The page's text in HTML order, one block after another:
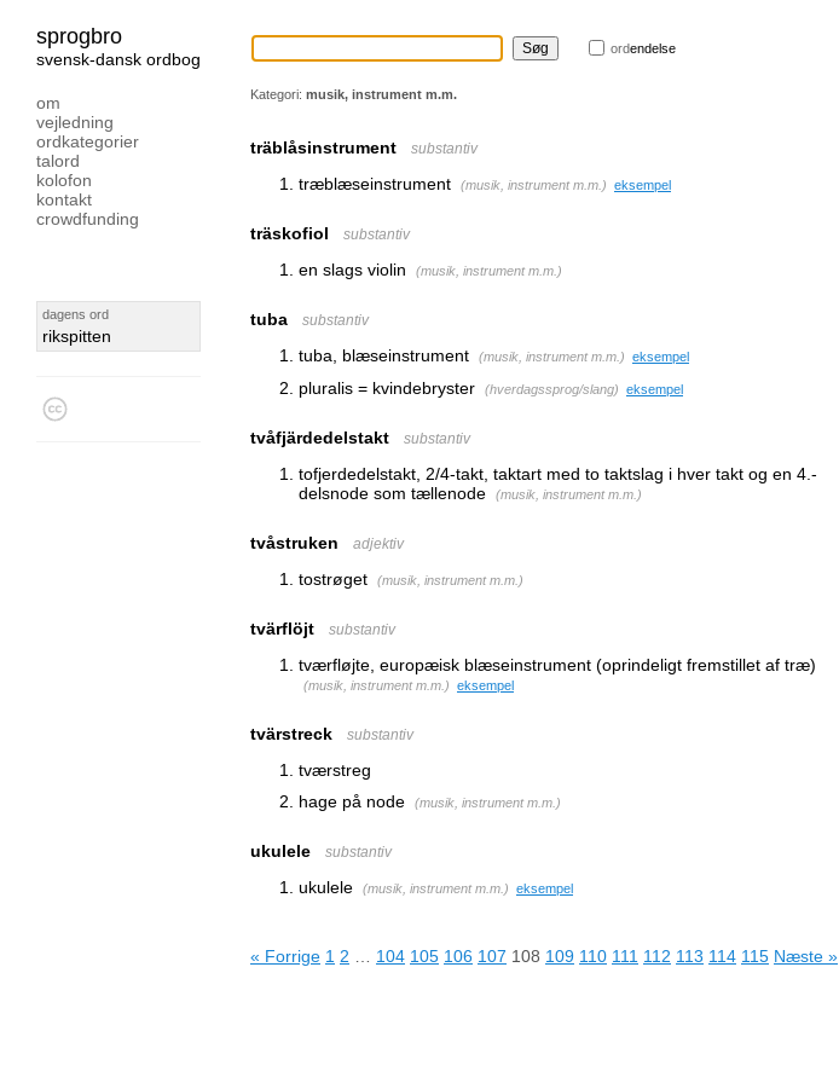
sprogbro
svensk-dansk ordbog
om
vejledning
ordkategorier
talord
kolofon
kontakt
crowdfunding
dagens ord
rikspitten
ordendelse
Kategori: musik, instrument m.m.
träblåsinstrument substantiv
træblæseinstrument (musik, instrument m.m. ) eksempel
träskofiol substantiv
en slags violin (musik, instrument m.m. )
tuba substantiv
tuba, blæseinstrument (musik, instrument m.m. ) eksempel
pluralis = kvindebryster (hverdagssprog/slang) eksempel
tvåfjärdedelstakt substantiv
tofjerdedelstakt, 2/4-takt, taktart med to taktslag i hver takt og en 4.-
delsnode som tællenode
(musik, instrument m.m. )
tvåstruken adjektiv
tostrøget (musik, instrument m.m. )
tvärflöjt substantiv
tværfløjte, europæisk blæseinstrument (oprindeligt fremstillet af træ)
(musik, instrument m.m. ) eksempel
tvärstreck substantiv
tværstreg
hage på node
(musik, instrument m.m. )
ukulele substantiv
ukulele (musik, instrument m.m. ) eksempel
« Forrige 1 2 104 105 106 107 108 109 110 111 112 113 114 115 Næste »